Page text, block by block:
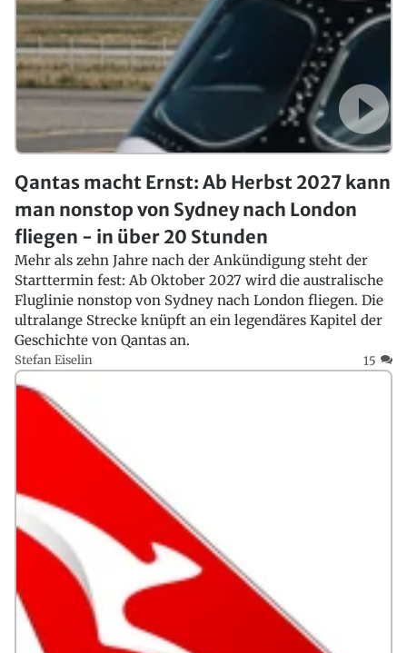
Qantas macht Ernst: Ab Herbst 2027 kann
man nonstop von Sydney nach London
fliegen - in über 20 Stunden
Mehr als zehn Jahre nach der Ankündigung steht der
Starttermin fest: Ab Oktober 2027 wird die australische
Fluglinie nonstop von Sydney nach London fliegen. Die
ultralange Strecke knüpft an ein legendäres Kapitel der
Geschichte von Qantas an.
Stefan Eiselin 15